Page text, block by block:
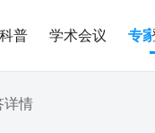
普 学术会议 专
详情